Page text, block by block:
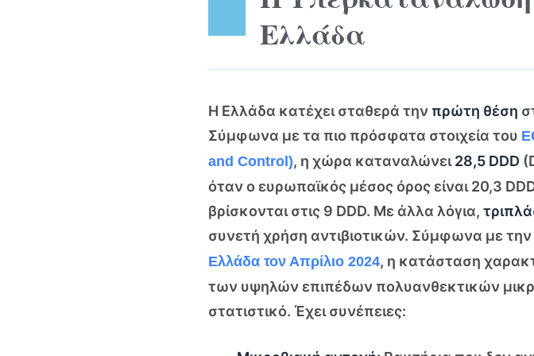
Ελλάδα
Η Ελλάδα κατέχει σταθερά την πρώτη θέση
Σύμφωνα με τα πιο πρόσφατα στοιχεία του
and Control), η χώρα καταναλώνει28,5 DDD
όταν ο ευρωπαϊκός μέσος όρος είναι 20,3
βρίσκονται στις 9 DDD. Με άλλα λόγια,
συνετή χρήση αντιβιοτικών. Σύμφωνα με την
Ελλάδα τον Απρίλιο 2024, η κατάσταση
των υψηλών επιπέδων πολυανθεκτικών
στατιστικό. Έχει συνέπειες: